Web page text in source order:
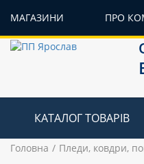
МАГАЗИНИ ПРО
КАТАЛОГ ТОВАРІВ
Головна Пледи, ковдри,